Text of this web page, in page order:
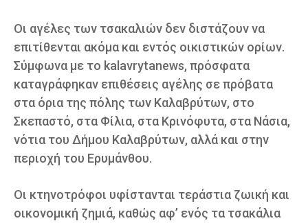
Οι αγέλες των τσακαλιών δεν διστάζουν να
επιτίθενται ακόμα και εντός οικιστικών ορίων.
Σύμφωνα με το kalavrytanews, πρόσφατα
καταγράφηκαν επιθέσεις αγέλης σε πρόβατα
στα όρια της πόλης των Καλαβρύτων, στο
Σκεπαστό, στα Φίλια, στα Κρινόφυτα, στα Νάσια,
νότια του Δήμου Καλαβρύτων, αλλά και στην
περιοχή του Ερυμάνθου.
Οι κτηνοτρόφοι υφίστανται τεράστια ζωική και
οικονομική ζημιά, καθώς αφ’ ενός τα τσακάλια